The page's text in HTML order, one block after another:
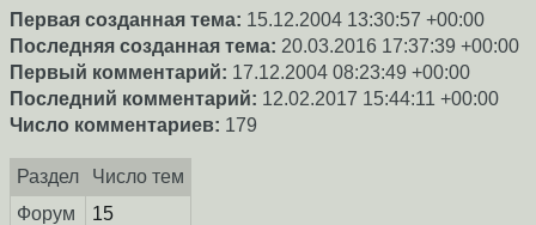
Первая созданная тема: 15.12.2004 13:30:57 +00:00
Последняя созданная тема: 20.03.2016 17:37:39 +00:00
Первый комментарий: 17.12.2004 08:23:49 +00:00
Последний комментарий: 12.02.2017 15:44:11 +00:00
Число комментариев: 179
Раздел
Число тем
Форум
15